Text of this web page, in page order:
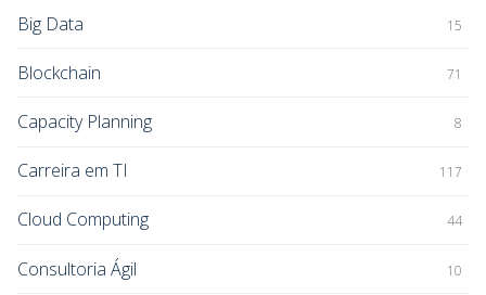
Big Data 15
Blockchain 71
Capacity Planning 8
Carreira em TI 117
Cloud Computing 44
Consultoria Ágil 10